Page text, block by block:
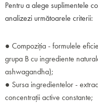
Pentru a alege suplimentele
analizezi următoarele criterii:
● Compoziția - formulele
grupa B cu ingrediente
ashwagandha);
● Sursa ingredientelor -
concentrații active constante;